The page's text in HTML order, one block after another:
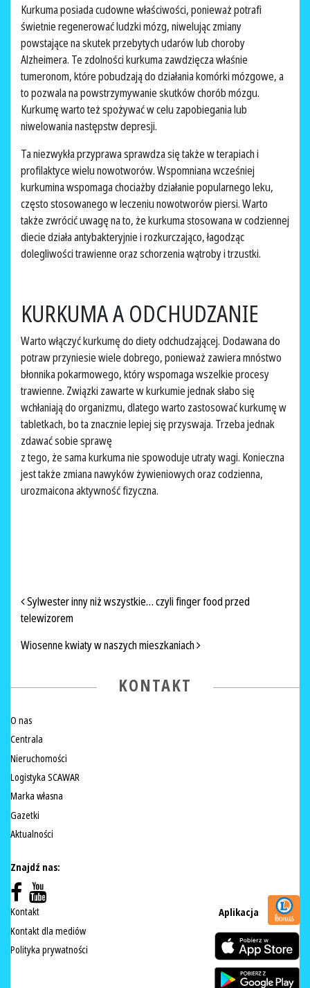
Kurkuma posiada cudowne właściwości, ponieważ potrafi
świetnie regenerować ludzki mózg, niwelując zmiany
powstające na skutek przebytych udarów lub choroby
Alzheimera. Te zdolności kurkuma zawdzięcza właśnie
tumeronom, które pobudzają do działania komórki mózgowe, a
to pozwala na powstrzymywanie skutków chorób mózgu.
Kurkumę warto też spożywać w celu zapobiegania lub
niwelowania następstw depresji.
Ta niezwykła przyprawa sprawdza się także w terapiach i
profilaktyce wielu nowotworów. Wspomniana wcześniej
kurkumina wspomaga chociażby działanie popularnego leku,
często stosowanego w leczeniu nowotworów piersi. Warto
także zwrócić uwagę na to, że kurkuma stosowana w codziennej
diecie działa antybakteryjnie i rozkurczająco, łagodząc
dolegliwości trawienne oraz schorzenia wątroby i trzustki.
KURKUMA A ODCHUDZANIE
Warto włączyć kurkumę do diety odchudzającej. Dodawana do
potraw przyniesie wiele dobrego, ponieważ zawiera mnóstwo
błonnika pokarmowego, który wspomaga wszelkie procesy
trawienne. Związki zawarte w kurkumie jednak słabo się
wchłaniają do organizmu, dlatego warto zastosować kurkumę w
tabletkach, bo ta znacznie lepiej się przyswaja. Trzeba jednak
zdawać sobie sprawę
z tego, że sama kurkuma nie spowoduje utraty wagi. Konieczna
jest także zmiana nawyków żywieniowych oraz codzienna,
urozmaicona aktywność fizyczna.
NAWIGACJA PO ARTYKUŁACH
Sylwester inny niż wszystkie… czyli finger food przed
telewizorem
Wiosenne kwiaty w naszych mieszkaniach
KONTAKT
O nas
Centrala
Nieruchomości
Logistyka SCAWAR
Marka własna
Gazetki
Aktualności
Znajdź nas:
Kontakt
Kontakt dla mediów
Polityka prywatności
Aplikacja